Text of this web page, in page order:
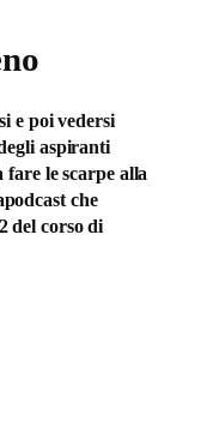
e poi vedersi
aspiranti
le scarpe alla
che
del corso di